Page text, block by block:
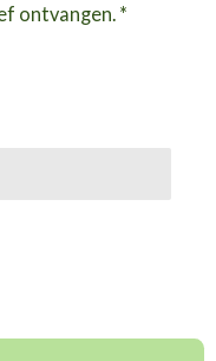
ontvangen. *